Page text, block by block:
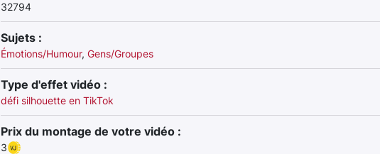
32794
Sujets :
Émotions/Humour, Gens/Groupes
Type d'effet vidéo :
défi silhouette en TikTok
Prix du montage de votre vidéo :
3